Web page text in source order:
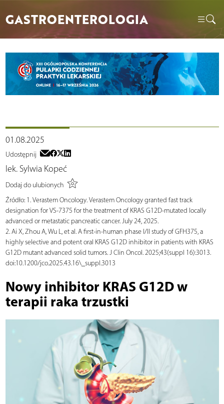
GASTROENTEROLOGIA
01.08.2025
Udostępnij
lek. Sylwia Kopeć
Dodaj do ulubionych
Źródło:1. Verastem Oncology. Verastem Oncology granted fast track
designation for VS-7375 for the treatment of KRAS G12D-mutated locally
advanced or metastatic pancreatic cancer. July 24, 2025.
2. Ai X, Zhou A, Wu L, et al. A first-in-human phase I/II study of GFH375, a
highly selective and potent oral KRAS G12D inhibitor in patients with KRAS
G12D mutant advanced solid tumors. J Clin Oncol. 2025;43(suppl 16):3013.
doi:10.1200/jco.2025.43.16\_suppl.3013
Nowy inhibitor KRAS G12D w
terapii raka trzustki